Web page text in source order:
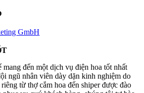
GmbH
đến một dịch vụ điện hoa tốt nhất
ngũ nhân viên dày dặn kinh nghiệm do
từ thợ cắm hoa đến shiper được đào